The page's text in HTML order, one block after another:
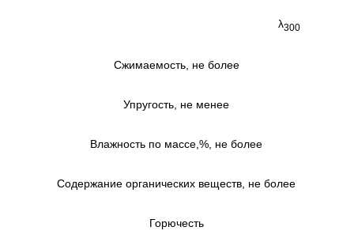
λ300
Сжимаемость, не более
Упругость, не менее
Влажность по массе,%, не более
Содержание органических веществ, не более
Горючесть